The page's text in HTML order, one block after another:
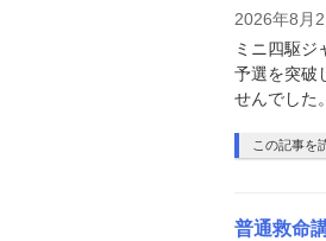
2026年8月2
ミニ四駆ジ
予選を突破
せんでした
この記事を
普通救命